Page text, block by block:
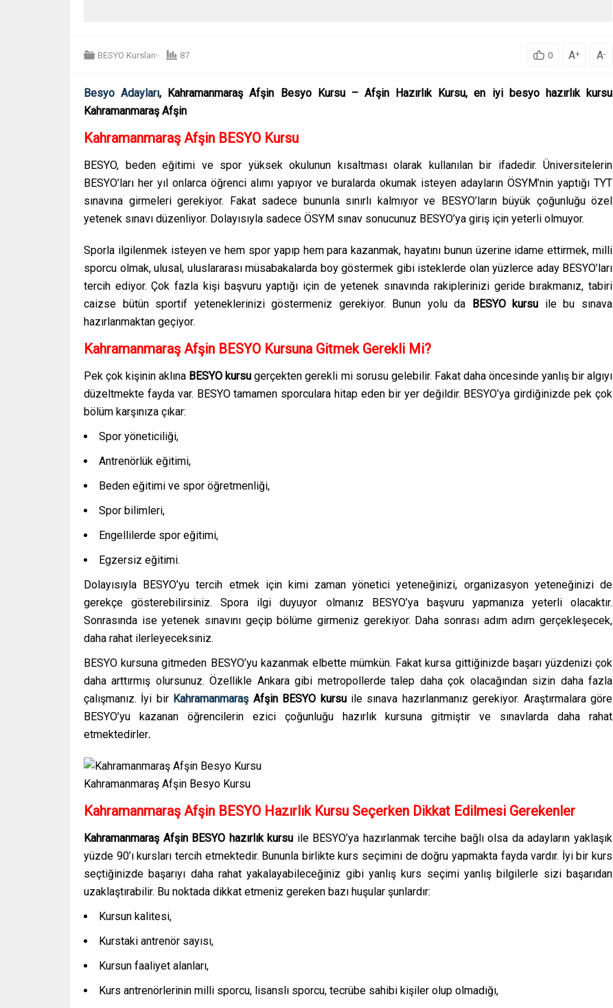
BESYO Kursları 87 0 A+ A-
Besyo Adayları, Kahramanmaraş Afşin Besyo Kursu – Afşin Hazırlık Kursu, en iyi besyo hazırlık kursu
Kahramanmaraş Afşin
Kahramanmaraş Afşin BESYO Kursu
BESYO, beden eğitimi ve spor yüksek okulunun kısaltması olarak kullanılan bir ifadedir. Üniversitelerin
BESYO’ları her yıl onlarca öğrenci alımı yapıyor ve buralarda okumak isteyen adayların ÖSYM’nin yaptığı TYT
sınavına girmeleri gerekiyor. Fakat sadece bununla sınırlı kalmıyor ve BESYO’ların büyük çoğunluğu özel
yetenek sınavı düzenliyor. Dolayısıyla sadece ÖSYM sınav sonucunuz BESYO’ya giriş için yeterli olmuyor.
Sporla ilgilenmek isteyen ve hem spor yapıp hem para kazanmak, hayatını bunun üzerine idame ettirmek, milli
sporcu olmak, ulusal, uluslararası müsabakalarda boy göstermek gibi isteklerde olan yüzlerce aday BESYO’ları
tercih ediyor. Çok fazla kişi başvuru yaptığı için de yetenek sınavında rakiplerinizi geride bırakmanız, tabiri
caizse bütün sportif yeteneklerinizi göstermeniz gerekiyor. Bunun yolu da BESYO kursu ile bu sınava
hazırlanmaktan geçiyor.
Kahramanmaraş Afşin BESYO Kursuna Gitmek Gerekli Mi?
Pek çok kişinin aklına BESYO kursugerçekten gerekli mi sorusu gelebilir. Fakat daha öncesinde yanlış bir algıyı
düzeltmekte fayda var. BESYO tamamen sporculara hitap eden bir yer değildir. BESYO’ya girdiğinizde pek çok
bölüm karşınıza çıkar:
Spor yöneticiliği,
Antrenörlük eğitimi,
Beden eğitimi ve spor öğretmenliği,
Spor bilimleri,
Engellilerde spor eğitimi,
Egzersiz eğitimi.
Dolayısıyla BESYO’yu tercih etmek için kimi zaman yönetici yeteneğinizi, organizasyon yeteneğinizi de
gerekçe gösterebilirsiniz. Spora ilgi duyuyor olmanız BESYO’ya başvuru yapmanıza yeterli olacaktır.
Sonrasında ise yetenek sınavını geçip bölüme girmeniz gerekiyor. Daha sonrası adım adım gerçekleşecek,
daha rahat ilerleyeceksiniz.
BESYO kursuna gitmeden BESYO’yu kazanmak elbette mümkün. Fakat kursa gittiğinizde başarı yüzdenizi çok
daha arttırmış olursunuz. Özellikle Ankara gibi metropollerde talep daha çok olacağından sizin daha fazla
çalışmanız. İyi bir Kahramanmaraş Afşin BESYO kursu ile sınava hazırlanmanız gerekiyor. Araştırmalara göre
BESYO’yu kazanan öğrencilerin ezici çoğunluğu hazırlık kursuna gitmiştir ve sınavlarda daha rahat
etmektedirler.
Kahramanmaraş Afşin Besyo Kursu
Kahramanmaraş Afşin BESYO Hazırlık Kursu Seçerken Dikkat Edilmesi Gerekenler
Kahramanmaraş Afşin BESYO hazırlık kursu ile BESYO’ya hazırlanmak tercihe bağlı olsa da adayların yaklaşık
yüzde 90’ı kursları tercih etmektedir. Bununla birlikte kurs seçimini de doğru yapmakta fayda vardır. İyi bir kurs
seçtiğinizde başarıyı daha rahat yakalayabileceğiniz gibi yanlış kurs seçimi yanlış bilgilerle sizi başarıdan
uzaklaştırabilir. Bu noktada dikkat etmeniz gereken bazı huşular şunlardır:
Kursun kalitesi,
Kurstaki antrenör sayısı,
Kursun faaliyet alanları,
Kurs antrenörlerinin milli sporcu, lisanslı sporcu, tecrübe sahibi kişiler olup olmadığı,